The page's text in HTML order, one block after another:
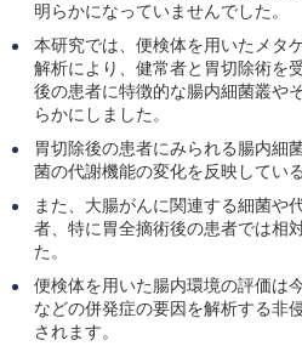
明らかになっていませんでした。
本研究では、便検体を用いたメタ
解析により、健常者と胃切除術を
後の患者に特徴的な腸内細菌叢や
らかにしました。
胃切除後の患者にみられる腸内細
菌の代謝機能の変化を反映してい
また、大腸がんに関連する細菌や
者、特に胃全摘術後の患者では相
た。
便検体を用いた腸内環境の評価は
などの併発症の要因を解析する非
されます。